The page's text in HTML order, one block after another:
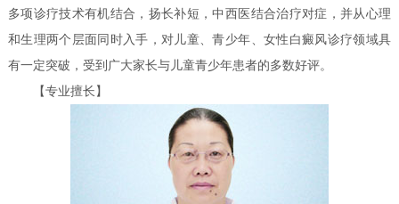
多项诊疗技术有机结合，扬长补短，中西医结合治疗对症，并从心理
和生理两个层面同时入手，对儿童、青少年、女性白癜风诊疗领域具
有一定突破，受到广大家长与儿童青少年患者的多数好评。
【专业擅长】